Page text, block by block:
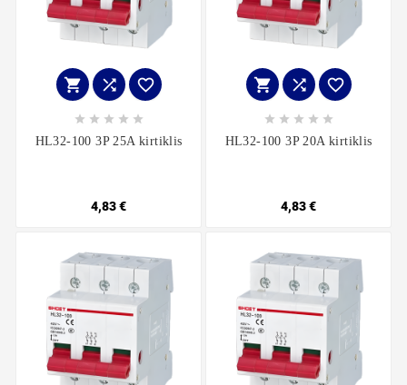
  
    
HL32-100 3P 25A kirtiklis
4,83 €
  
    
HL32-100 3P 20A kirtiklis
4,83 €